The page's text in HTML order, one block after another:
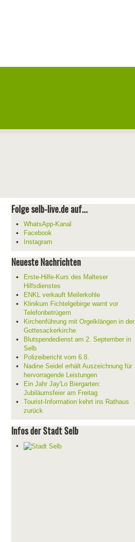
Folge selb-live.de auf...
WhatsApp-Kanal
Facebook
Instagram
Neueste Nachrichten
Erste-Hilfe-Kurs des Malteser
Hilfsdienstes
ENKL verkauft Meilerkohle
Klinikum Fichtelgebirge warnt vor
Telefonbetrügern
Kirchenführung mit Orgelklängen in der
Gottesackerkirche
Blutspendedienst am 2. September in
Selb
Polizeibericht vom 6.8.
Nadine Seidel erhält Auszeichnung für
hervorragende Leistungen
Ein Jahr Jay'Lo Biergarten:
Jubiläumsfeier am Freitag
Tourist-Information kehrt ins Rathaus
zurück
Infos der Stadt Selb